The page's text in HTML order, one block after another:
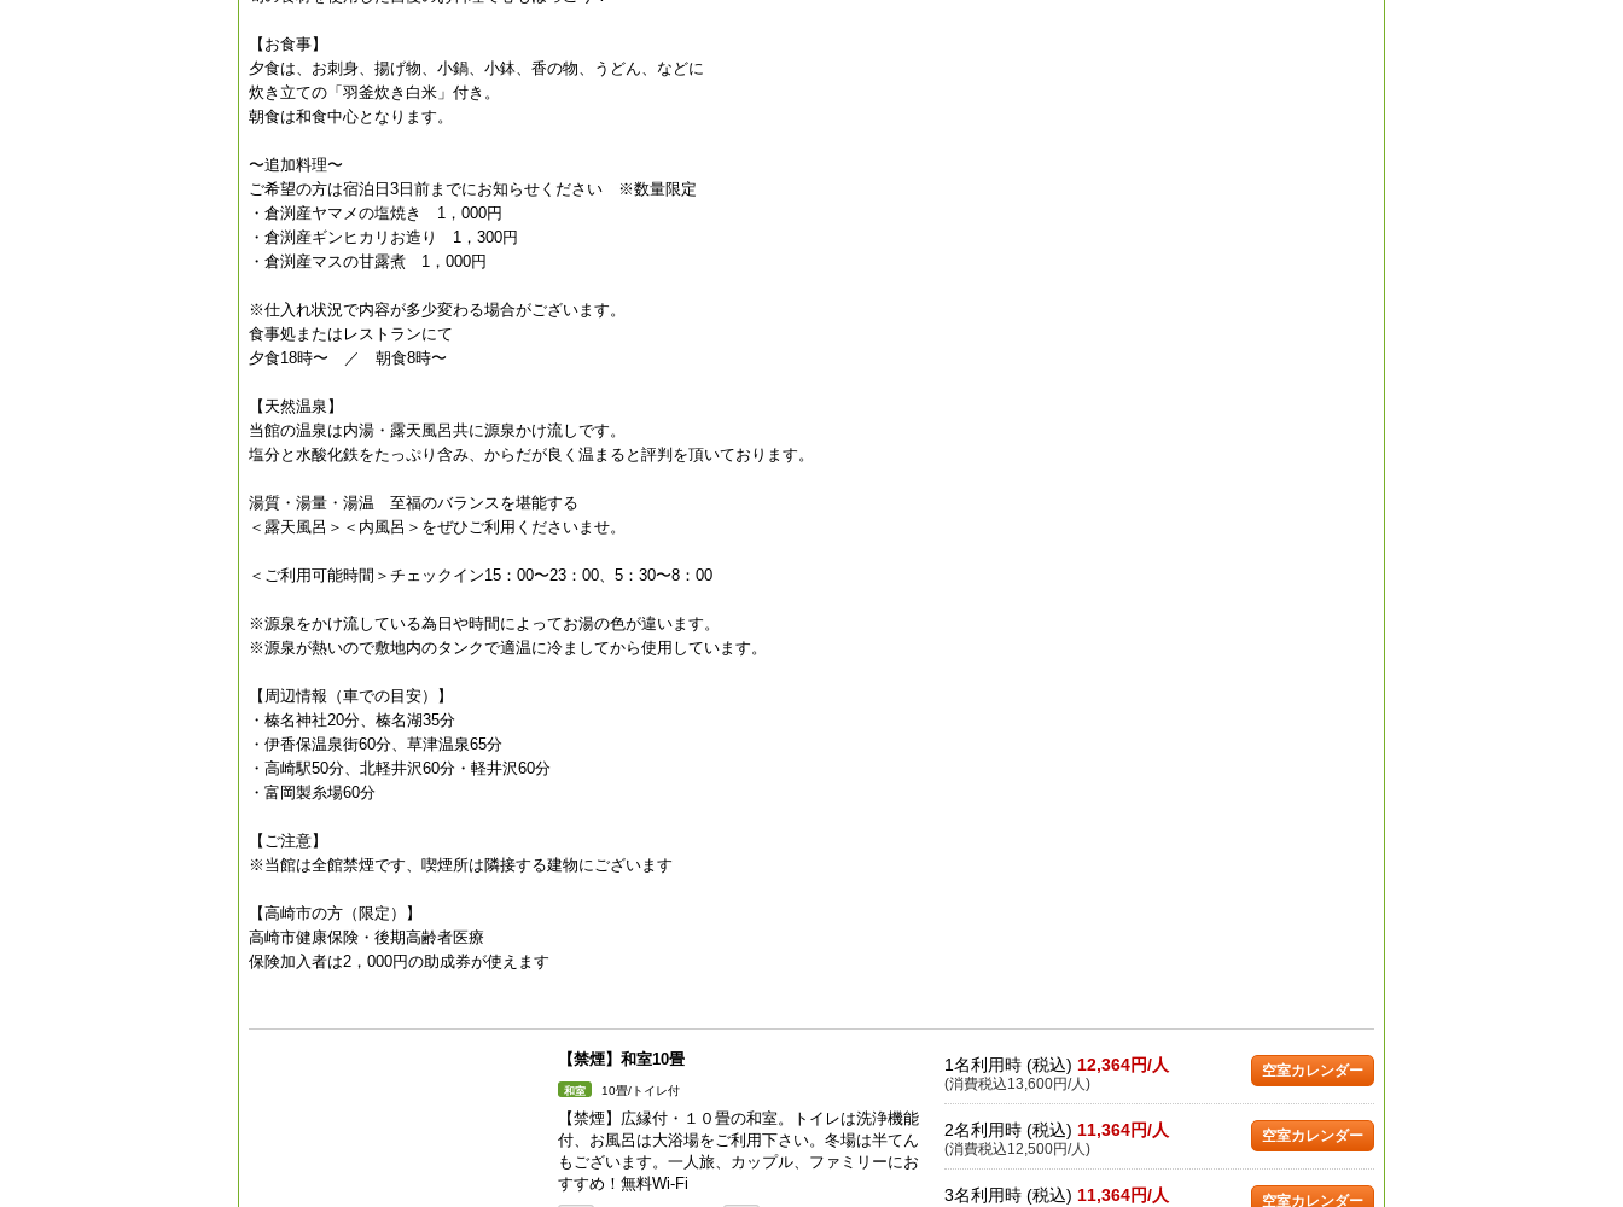
【お食事】
夕食は、お刺身、揚げ物、小鍋、小鉢、香の物、うどん、などに
炊き立ての「羽釜炊き白米」付き。
朝食は和食中心となります。
〜追加料理〜
ご希望の方は宿泊日3日前までにお知らせください ※数量限定
・倉渕産ヤマメの塩焼き 1，000円
・倉渕産ギンヒカリお造り 1，300円
・倉渕産マスの甘露煮 1，000円
※仕入れ状況で内容が多少変わる場合がございます。
食事処またはレストランにて
夕食18時〜 ／ 朝食8時〜
【天然温泉】
当館の温泉は内湯・露天風呂共に源泉かけ流しです。
塩分と水酸化鉄をたっぷり含み、からだが良く温まると評判を頂いております。
湯質・湯量・湯温 至福のバランスを堪能する
＜露天風呂＞＜内風呂＞をぜひご利用くださいませ。
＜ご利用可能時間＞チェックイン15：00〜23：00、5：30〜8：00
※源泉をかけ流している為日や時間によってお湯の色が違います。
※源泉が熱いので敷地内のタンクで適温に冷ましてから使用しています。
【周辺情報（車での目安）】
・榛名神社20分、榛名湖35分
・伊香保温泉街60分、草津温泉65分
・高崎駅50分、北軽井沢60分・軽井沢60分
・富岡製糸場60分
【ご注意】
※当館は全館禁煙です、喫煙所は隣接する建物にございます
【高崎市の方（限定）】
高崎市健康保険・後期高齢者医療
保険加入者は2，000円の助成券が使えます
【禁煙】和室10畳
和室 10畳/トイレ付
【禁煙】広縁付・１０畳の和室。トイレは洗浄機能
付、お風呂は大浴場をご利用下さい。冬場は半てん
もございます。一人旅、カップル、ファミリーにお
すすめ！無料Wi-Fi
1名利用時 (税込) 12,364円/人
(消費税込13,600円/人)
空室カレンダー
2名利用時 (税込) 11,364円/人
(消費税込12,500円/人)
空室カレンダー
3名利用時 (税込) 11,364円/人 空室カレンダー